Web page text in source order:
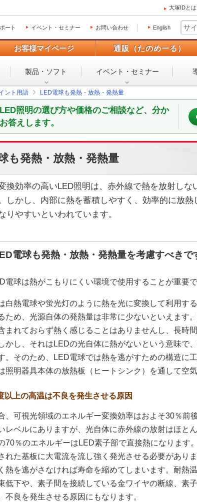
大塚IDとは
ート イベント・セミナー お問い合わせ English
お客様マイページ 通販（たのめーる）
製品・ソフト イベント・ セミナー
ント用語 LED電球も発熱・放熱・発熱量
照明の選び方や価格のご相談など、分か
答えします。
も発熱・放熱・発熱量
換効率の高いLED照明は、赤外線で熱を放射しな
しかし、内部に熱を蓄積しやすく、効率的に放熱
りやすいといわれています。
電球も発熱・放熱・発熱量を考慮すべきで
電球は熱がこもりにくい環境で使用することが重要で
白熱電球や蛍光灯のように熱を光に変換して利用す
ため、光源自体の発熱量は非常に少ないといえます
まれておらず熱く感じることはありませんし、長時
かし、それはLEDの光自体に熱がないという意味で
。そのため、LED電球では熱を逃がすための構造に
照明器具本体の放熱板（ヒートシンク）を通して空
以上の高温は不良を発生させる原因
、可視光領域のエネルギー変換効率はおよそ30％前
レベルにありますが、光自体に赤外線の放射はほと
70％のエネルギーはLED素子部で直接熱になります
れた基板に大電流を流し強く発光させる必要があり
熱を逃がさなければ寿命を縮めてしまいます。耐熱
低下や、素子間を接続している金ワイヤの断線、素
不良を発生させる原因にもなります。